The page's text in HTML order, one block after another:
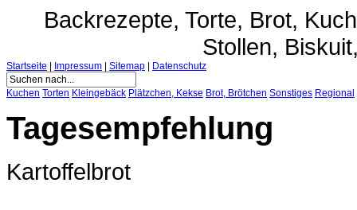
Backrezepte, Torte, Brot,
Stollen,
Startseite Impressum Sitemap Datenschutz
Kuchen Torten Kleingebäck Plätzchen, Kekse Brot, Brötchen Sonstiges Regional
Tagesempfehlung
Kartoffelbrot